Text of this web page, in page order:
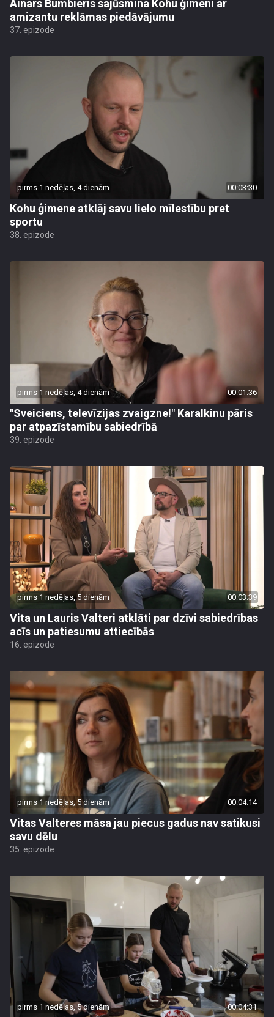
Ainars Bumbieris sajūsmina Kohu ģimeni ar
amizantu reklāmas piedāvājumu
37. epizode
pirms 1 nedēļas, 4 dienām 00:03:30
Kohu ģimene atklāj savu lielo mīlestību pret
sportu
38. epizode
pirms 1 nedēļas, 4 dienām 00:01:36
"Sveiciens, televīzijas zvaigzne!" Karalkinu pāris
par atpazīstamību sabiedrībā
39. epizode
pirms 1 nedēļas, 5 dienām 00:03:39
Vita un Lauris Valteri atklāti par dzīvi sabiedrības
acīs un patiesumu attiecībās
16. epizode
pirms 1 nedēļas, 5 dienām 00:04:14
Vitas Valteres māsa jau piecus gadus nav satikusi
savu dēlu
35. epizode
pirms 1 nedēļas, 5 dienām 00:04:31